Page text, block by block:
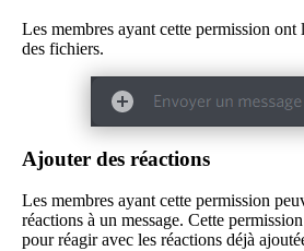
Les membres ayant cette permission
des fichiers.
Ajouter des réactions
Les membres ayant cette permission
réactions à un message. Cette
pour réagir avec les réactions déjà